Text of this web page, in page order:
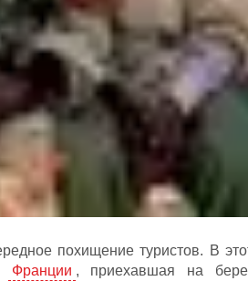
похищение туристов. В
Франции , приехавшая на